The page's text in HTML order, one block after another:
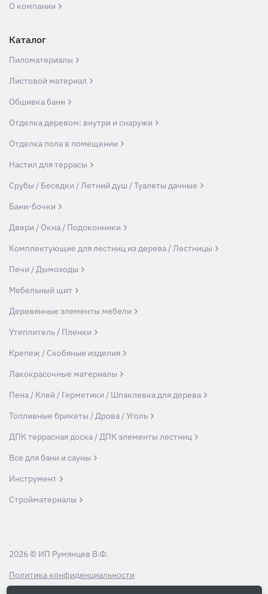
О компании
Каталог
Пиломатериалы
Листовой материал
Обшивка бани
Отделка деревом: внутри и снаружи
Отделка пола в помещении
Настил для террасы
Срубы / Беседки / Летний душ / Туалеты дачные
Бани-бочки
Двери / Окна / Подоконники
Комплектующие для лестниц из дерева / Лестницы
Печи / Дымоходы
Мебельный щит
Деревянные элементы мебели
Утеплитель / Пленки
Крепеж / Скобяные изделия
Лакокрасочные материалы
Пена / Клей / Герметики / Шпаклевка для дерева
Топливные брикеты / Дрова / Уголь
ДПК террасная доска / ДПК элементы лестниц
Все для бани и сауны
Инструмент
Стройматериалы
Политика конфиденциальности
2026 © ИП Румянцев В.Ф.